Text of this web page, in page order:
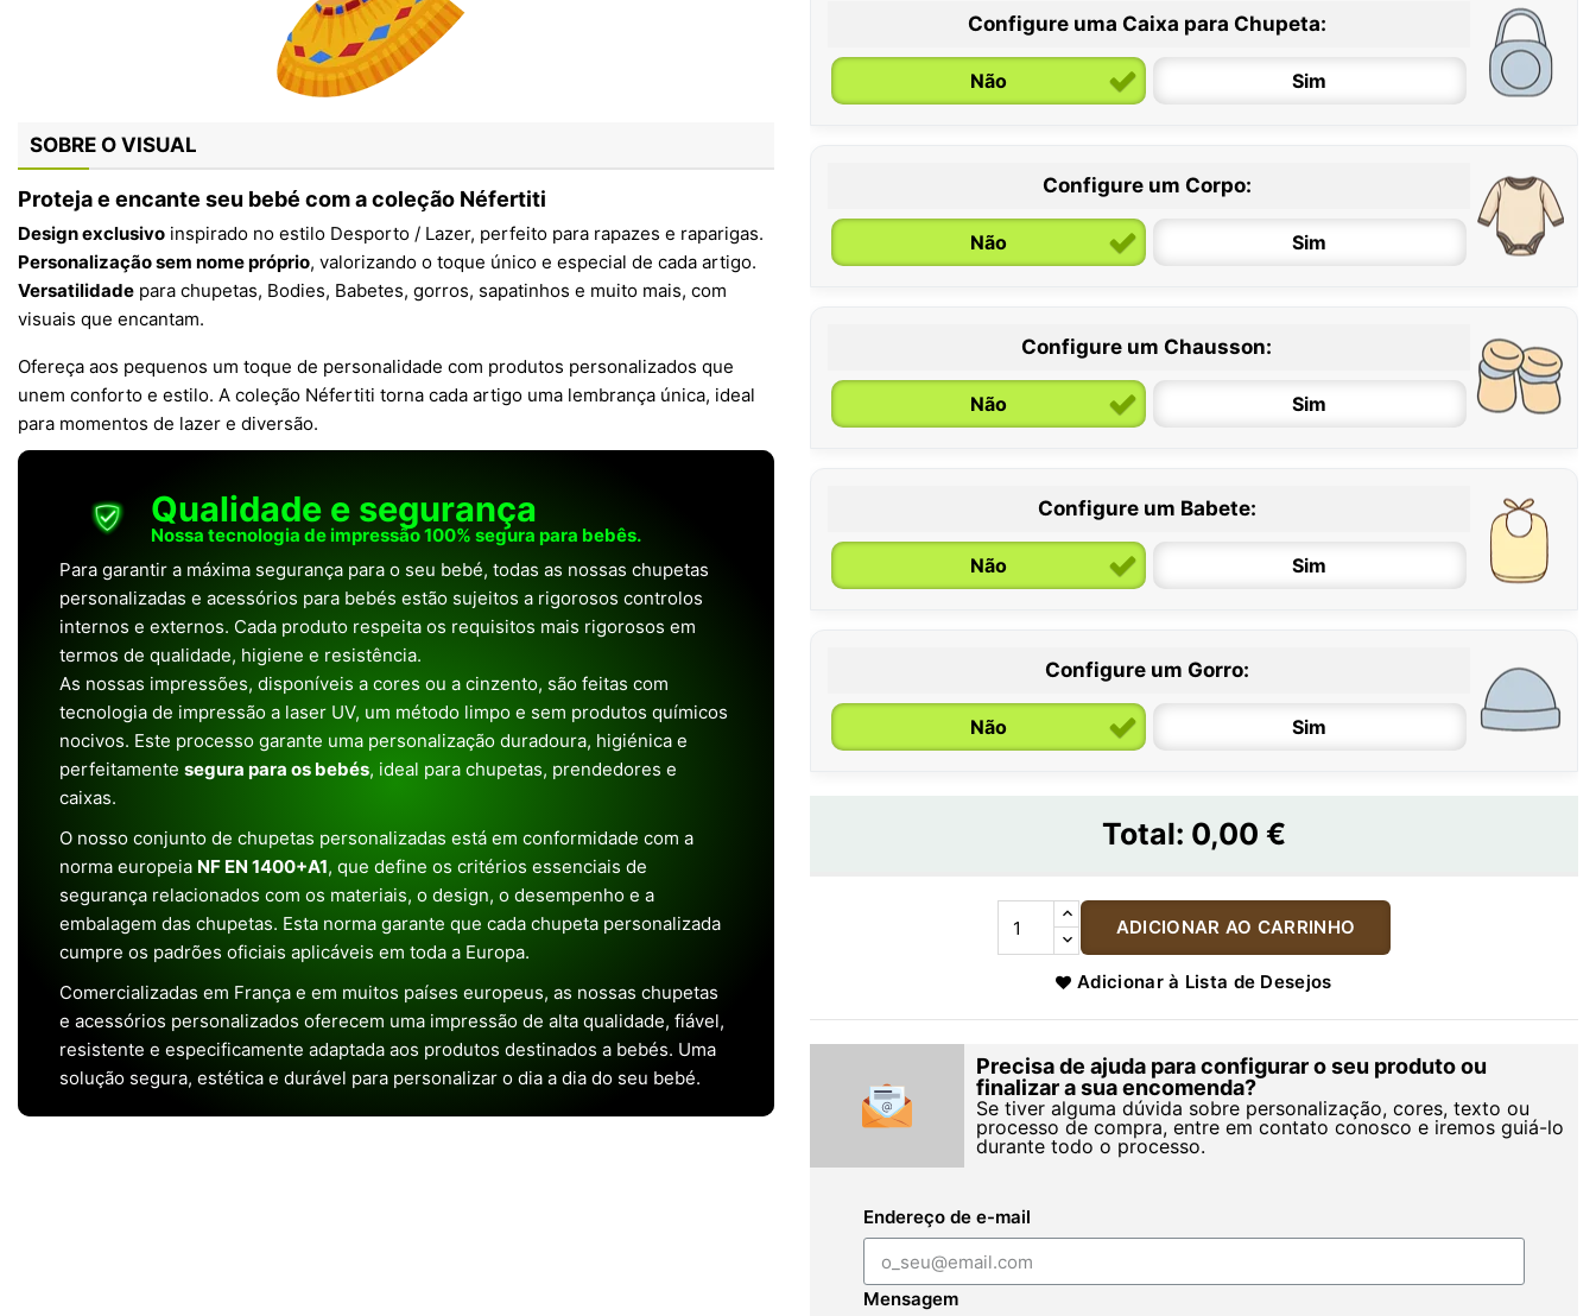
SOBRE O VISUAL
Proteja e encante seu bebé com a coleção Néfertiti
Design exclusivo inspirado no estilo Desporto / Lazer, perfeito para rapazes e raparigas.
Personalização sem nome próprio, valorizando o toque único e especial de cada artigo.
Versatilidade para chupetas, Bodies, Babetes, gorros, sapatinhos e muito mais, com
visuais que encantam.
Ofereça aos pequenos um toque de personalidade com produtos personalizados que
unem conforto e estilo. A coleção Néfertiti torna cada artigo uma lembrança única, ideal
para momentos de lazer e diversão.
Qualidade e segurança
Nossa tecnologia de impressão 100% segura para bebês.
Para garantir a máxima segurança para o seu bebé, todas as nossas chupetas
personalizadas e acessórios para bebés estão sujeitos a rigorosos controlos
internos e externos. Cada produto respeita os requisitos mais rigorosos em
termos de qualidade, higiene e resistência.
As nossas impressões, disponíveis a cores ou a cinzento, são feitas com
tecnologia de impressão a laser UV, um método limpo e sem produtos químicos
nocivos. Este processo garante uma personalização duradoura, higiénica e
perfeitamente segura para os bebés, ideal para chupetas, prendedores e
caixas.
O nosso conjunto de chupetas personalizadas está em conformidade com a
norma europeia NF EN 1400+A1, que define os critérios essenciais de
segurança relacionados com os materiais, o design, o desempenho e a
embalagem das chupetas. Esta norma garante que cada chupeta personalizada
cumpre os padrões oficiais aplicáveis em toda a Europa.
Comercializadas em França e em muitos países europeus, as nossas chupetas
e acessórios personalizados oferecem uma impressão de alta qualidade, fiável,
resistente e especificamente adaptada aos produtos destinados a bebés. Uma
solução segura, estética e durável para personalizar o dia a dia do seu bebé.
Configure uma Caixa para Chupeta:
Não Sim
Configure um Corpo:
Não Sim
6 / 12 meses 12 / 18 meses
Configure um Chausson:
Não Sim
Configure um Babete:
Não Sim
Configure um Gorro:
Não Sim
Total: 0,00 €
ADICIONAR AO CARRINHO
Adicionar à Lista de Desejos
Precisa de ajuda para configurar o seu produto ou
finalizar a sua encomenda?
Se tiver alguma dúvida sobre personalização, cores, texto ou
processo de compra, entre em contato conosco e iremos guiá-lo
durante todo o processo.
Endereço de e-mail
Mensagem